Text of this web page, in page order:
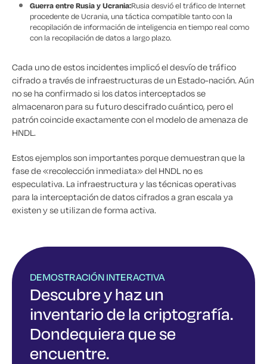
Guerra entre Rusia y Ucrania:Rusia desvió el tráfico de Internet
procedente de Ucrania, una táctica compatible tanto con la
recopilación de información de inteligencia en tiempo real como
con la recopilación de datos a largo plazo.
Cada uno de estos incidentes implicó el desvío de tráfico
cifrado a través de infraestructuras de un Estado-nación. Aún
no se ha confirmado si los datos interceptados se
almacenaron para su futuro descifrado cuántico, pero el
patrón coincide exactamente con el modelo de amenaza de
HNDL.
Estos ejemplos son importantes porque demuestran que la
fase de «recolección inmediata» del HNDL no es
especulativa. La infraestructura y las técnicas operativas
para la interceptación de datos cifrados a gran escala ya
existen y se utilizan de forma activa.
DEMOSTRACIÓN INTERACTIVA
Descubre y haz un
inventario de la criptografía.
Dondequiera que se
encuentre.